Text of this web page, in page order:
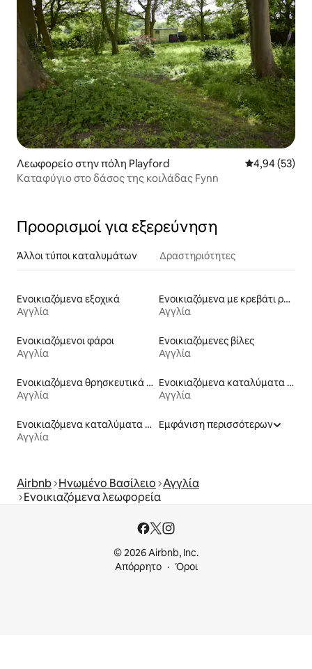
Λεωφορείο στην πόλη Playford Μέση
4,94 (53)
Καταφύγιο στο δάσος της κοιλάδας Fynn
Προορισμοί για εξερεύνηση
Άλλοι τύποι καταλυμάτων Δραστηριότητες
Ενοικιαζόμενα εξοχικά
Αγγλία
Ενοικιαζόμενα με κρεβάτι ρυθμιζόμενου ύψους
Αγγλία
Ενοικιαζόμενοι φάροι
Αγγλία
Ενοικιαζόμενες βίλες
Αγγλία
Ενοικιαζόμενα θρησκευτικά κτίρια
Αγγλία
Ενοικιαζόμενα καταλύματα με πρόσβαση στη λίμνη
Αγγλία
Ενοικιαζόμενα καταλύματα σε φάρμα
Αγγλία
Εμφάνιση περισσότερων
Airbnb Ηνωμένο Βασίλειο Αγγλία
Ενοικιαζόμενα λεωφορεία
© 2026 Airbnb, Inc.
Απόρρητο
Όροι